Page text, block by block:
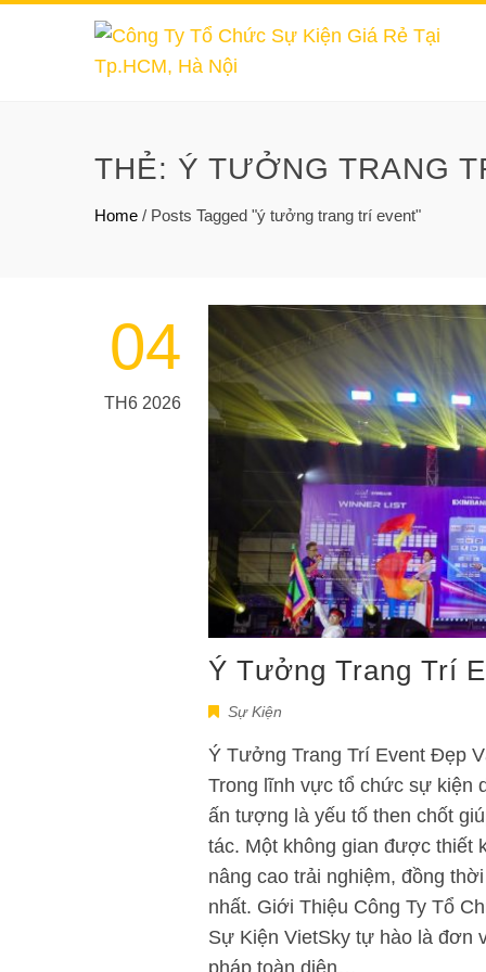
THẺ: Ý TƯỞNG TRANG
Home / Posts Tagged "ý tưởng trang trí event"
04
TH6 2026
Ý Tưởng Trang Trí
Sự Kiện
Ý Tưởng Trang Trí Event Đẹp
Trong lĩnh vực tổ chức sự kiện
ấn tượng là yếu tố then chốt
tác. Một không gian được thiết
nâng cao trải nghiệm, đồng
nhất. Giới Thiệu Công Ty Tổ
Sự Kiện VietSky tự hào là đơn
pháp toàn diện…